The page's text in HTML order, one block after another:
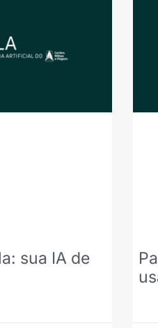
sua IA de